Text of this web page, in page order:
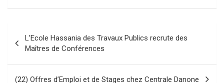
de
l’article
L’Ecole Hassania des Travaux Publics recrute des
Maîtres de Conférences
(22) Offres d’Emploi et de Stages chez Centrale Danone